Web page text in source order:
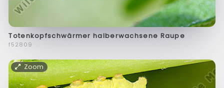
Totenkopfschwärmer halberwachsene Raupe
f52809
Zoom